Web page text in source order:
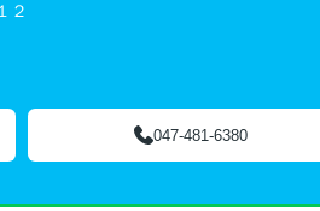
２
047-481-6380